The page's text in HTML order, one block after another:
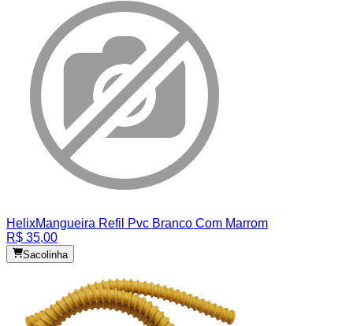
HelixMangueira Refil Pvc Branco Com Marrom
R$ 35,00
Sacolinha